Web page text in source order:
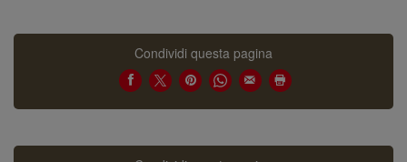
Condividi questa pagina